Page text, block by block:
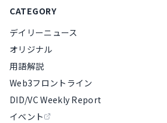
CATEGORY
デイリーニュース
オリジナル
用語解説
Web3フロントライン
DID/VC Weekly Report
イベント